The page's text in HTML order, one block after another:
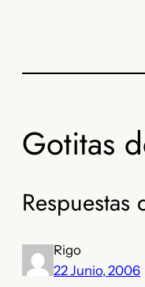
Gotitas
Respuestas
Rigo
22 Junio, 2006